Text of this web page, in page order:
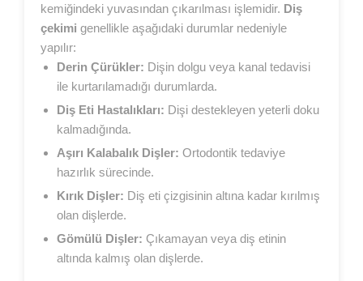
kemiğindeki yuvasından çıkarılması işlemidir. Diş
çekimi genellikle aşağıdaki durumlar nedeniyle
yapılır:
Derin Çürükler: Dişin dolgu veya kanal tedavisi
ile kurtarılamadığı durumlarda.
Diş Eti Hastalıkları: Dişi destekleyen yeterli doku
kalmadığında.
Aşırı Kalabalık Dişler: Ortodontik tedaviye
hazırlık sürecinde.
Kırık Dişler: Diş eti çizgisinin altına kadar kırılmış
olan dişlerde.
Gömülü Dişler: Çıkamayan veya diş etinin
altında kalmış olan dişlerde.